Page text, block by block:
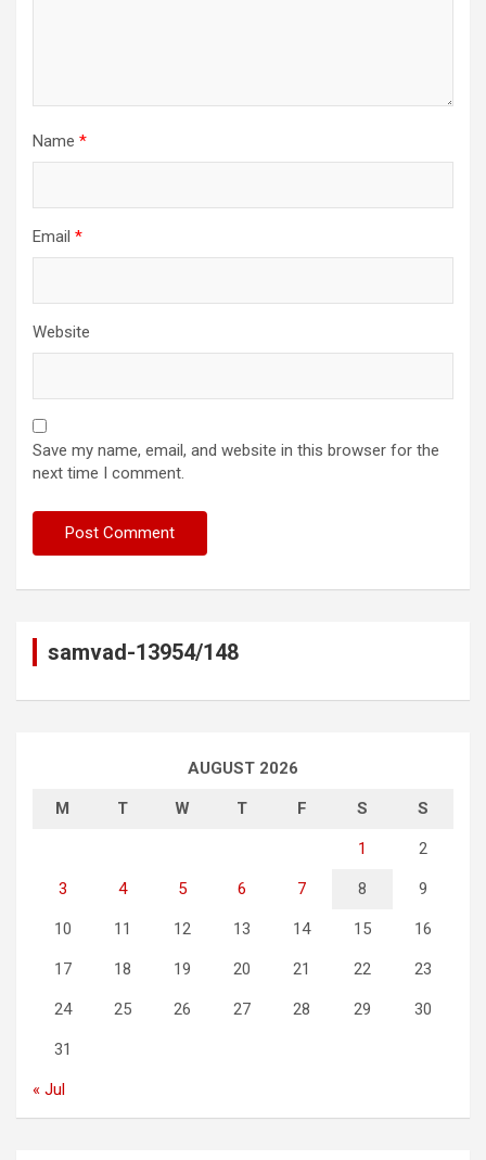
Name *
Email *
Website
Save my name, email, and website in this browser for the
next time I comment.
samvad-13954/148
AUGUST 2026
M T W T F S S
1 2
3 4 5 6 7 8 9
10 11 12 13 14 15 16
17 18 19 20 21 22 23
24 25 26 27 28 29 30
31
« Jul